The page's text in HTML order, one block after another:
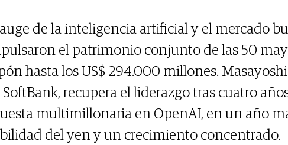
de la inteligencia artificial y el mercado
el patrimonio conjunto de las 50
hasta los US$ 294.000 millones.
SoftBank, recupera el liderazgo tras cuatro
multimillonaria en OpenAI, en un año
del yen y un crecimiento concentrado.